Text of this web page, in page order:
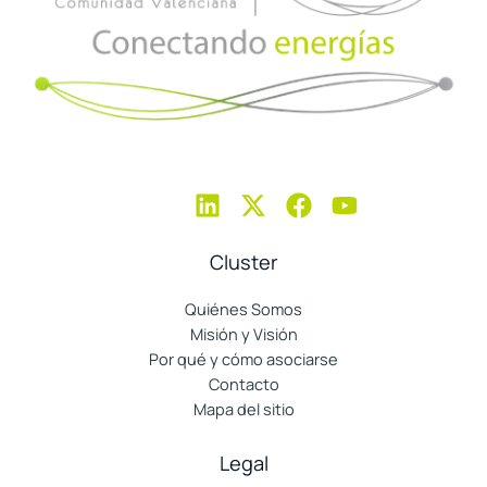
Cluster
Quiénes Somos
Misión y Visión
Por qué y cómo asociarse
Contacto
Mapa del sitio
Legal